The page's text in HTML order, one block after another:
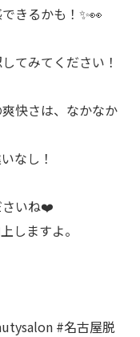
きるかも！✨👀
てみてください！
快さは、なかなか
なし！
さいね❤️
しますよ。
#名古屋脱